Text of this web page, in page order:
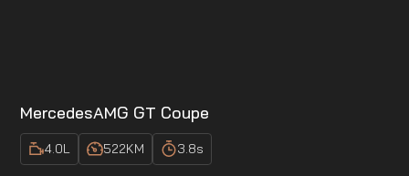
MercedesAMG GT Coupe
4.0L 522KM 3.8s